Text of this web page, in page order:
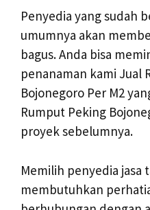
Penyedia yang sudah
umumnya akan
bagus. Anda bisa
penanaman kami Jual
Bojonegoro Per M2
Rumput Peking
proyek sebelumnya.
Memilih penyedia
membutuhkan